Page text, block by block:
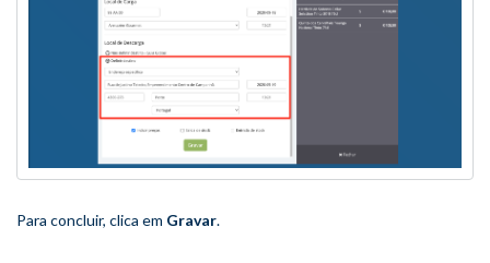
Para concluir, clica em Gravar.